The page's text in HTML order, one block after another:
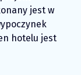
jest w
hotelu jest